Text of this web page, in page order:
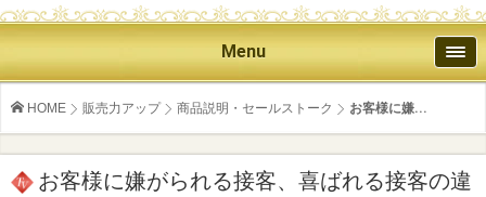
Menu
HOME 販売力アップ 商品説明・セールストーク お客様に嫌...
お客様に嫌がられる接客、喜ばれる接客の違